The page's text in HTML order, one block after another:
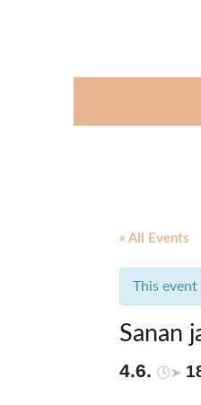
« All Events
This event
Sanan
4.6.🕓➤